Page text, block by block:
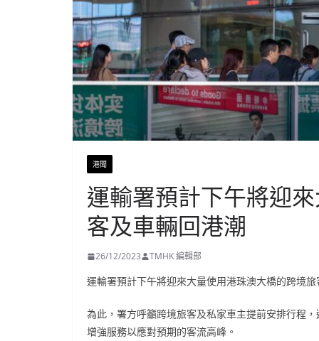
港聞
運輸署預計下午將迎
客及車輛回港潮
26/12/2023 TMHK 編輯部
運輸署預計下午將迎來大量使用港珠澳大橋的跨境
為此，署方呼籲跨境旅客及私家車主提前安排行程
增強服務以應對預期的客流高峰。